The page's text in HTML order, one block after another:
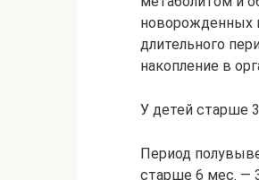
новорожденных
длительного
накопление в
У детей старше
Период
старше 6 мес. —